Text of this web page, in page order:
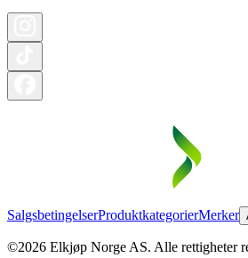
SalgsbetingelserProduktkategorierMerker
©2026 Elkjøp Norge AS. Alle rettigheter